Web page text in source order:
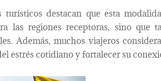
turísticos destacan que esta
las regiones receptoras, sino que
Además, muchos viajeros
estrés cotidiano y fortalecer su